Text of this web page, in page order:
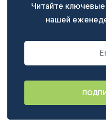
Читайте
нашей